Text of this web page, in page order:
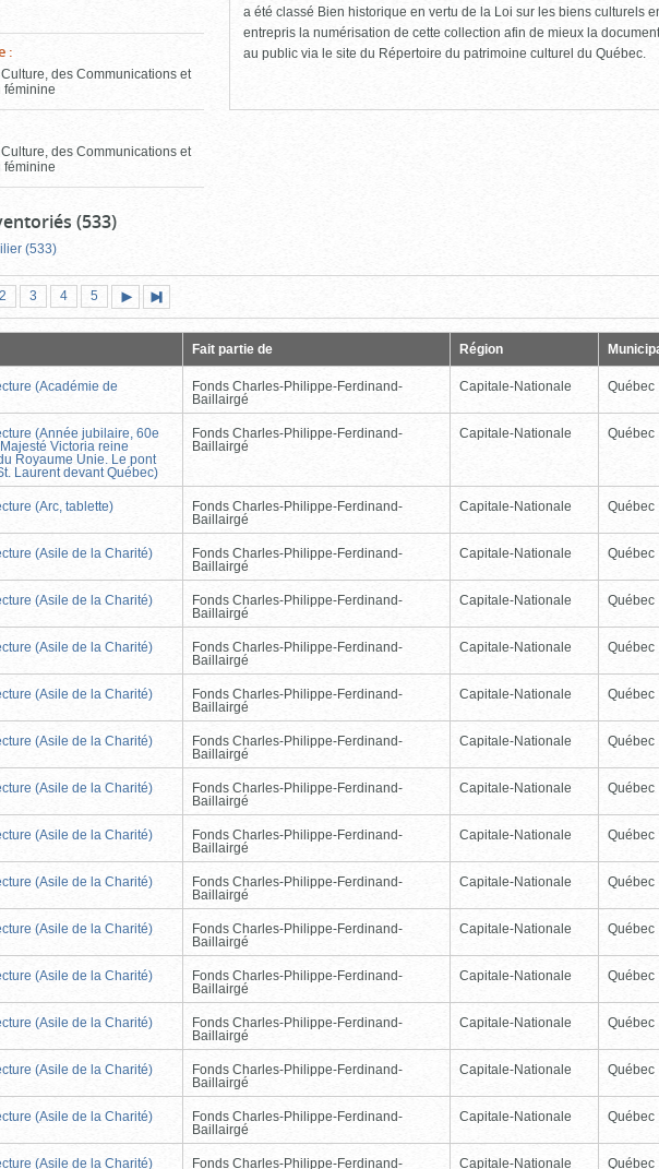
:
des Communications et
féminine
des Communications et
féminine
a été classé Bien historique en vertu de la Loi sur les biens culturels
entrepris la numérisation de cette collection afin de mieux la
au public via le site du Répertoire du patrimoine culturel du Québec.
(533)
(533)
Page
Page
2 Page
3 Page
4 Page
5
suivante
page
Fait partie de Région
(Académie de
Fonds Charles-Philippe-Ferdinand-
Baillairgé
Capitale-Nationale Québec
(Année jubilaire, 60e
Victoria reine
Royaume Unie. Le pont
Laurent devant Québec)
Fonds Charles-Philippe-Ferdinand-
Baillairgé
Capitale-Nationale Québec
(Arc, tablette)
Fonds Charles-Philippe-Ferdinand-
Baillairgé
Capitale-Nationale Québec
(Asile de la Charité)
Fonds Charles-Philippe-Ferdinand-
Baillairgé
Capitale-Nationale Québec
(Asile de la Charité)
Fonds Charles-Philippe-Ferdinand-
Baillairgé
Capitale-Nationale Québec
(Asile de la Charité)
Fonds Charles-Philippe-Ferdinand-
Baillairgé
Capitale-Nationale Québec
(Asile de la Charité)
Fonds Charles-Philippe-Ferdinand-
Baillairgé
Capitale-Nationale Québec
(Asile de la Charité)
Fonds Charles-Philippe-Ferdinand-
Baillairgé
Capitale-Nationale Québec
(Asile de la Charité)
Fonds Charles-Philippe-Ferdinand-
Baillairgé
Capitale-Nationale Québec
(Asile de la Charité)
Fonds Charles-Philippe-Ferdinand-
Baillairgé
Capitale-Nationale Québec
(Asile de la Charité)
Fonds Charles-Philippe-Ferdinand-
Baillairgé
Capitale-Nationale Québec
(Asile de la Charité)
Fonds Charles-Philippe-Ferdinand-
Baillairgé
Capitale-Nationale Québec
(Asile de la Charité)
Fonds Charles-Philippe-Ferdinand-
Baillairgé
Capitale-Nationale Québec
(Asile de la Charité)
Fonds Charles-Philippe-Ferdinand-
Baillairgé
Capitale-Nationale Québec
(Asile de la Charité)
Fonds Charles-Philippe-Ferdinand-
Baillairgé
Capitale-Nationale Québec
(Asile de la Charité)
Fonds Charles-Philippe-Ferdinand-
Baillairgé
Capitale-Nationale Québec
(Asile de la Charité)
Fonds Charles-Philippe-Ferdinand-
Capitale-Nationale Québec